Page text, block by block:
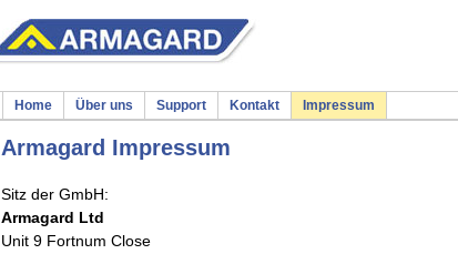
Home Über uns Support Kontakt Impressum
Armagard Impressum
Sitz der GmbH:
Armagard Ltd
Unit 9 Fortnum Close